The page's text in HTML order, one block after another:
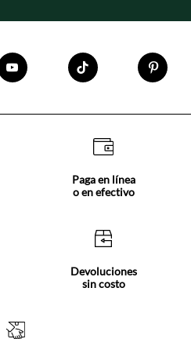
Paga en línea
o en efectivo
Devoluciones
sin costo